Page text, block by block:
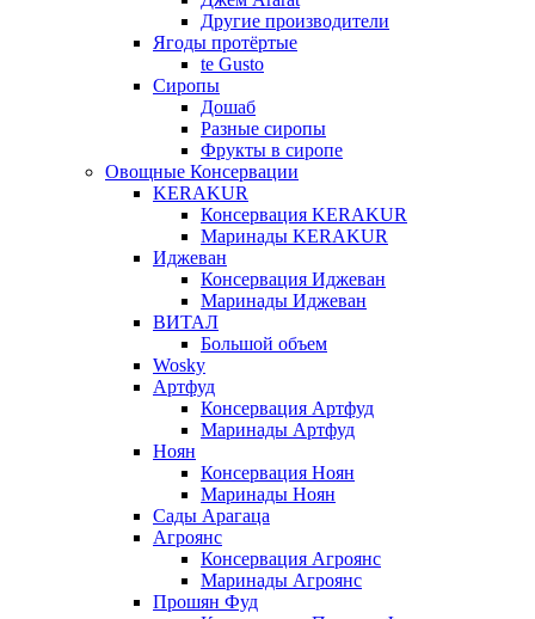
Другие производители
Ягоды протёртые
te Gusto
Сиропы
Дошаб
Разные сиропы
Фрукты в сиропе
Овощные Консервации
KERAKUR
Консервация KERAKUR
Маринады KERAKUR
Иджеван
Консервация Иджеван
Маринады Иджеван
ВИТАЛ
Большой объем
Wosky
Артфуд
Консервация Артфуд
Маринады Артфуд
Ноян
Консервация Ноян
Маринады Ноян
Сады Арагаца
Агроянс
Консервация Агроянс
Маринады Агроянс
Прошян Фуд